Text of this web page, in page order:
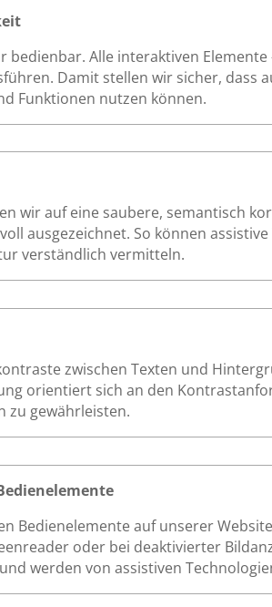
Alle interaktiven
Damit stellen wir sicher,
Funktionen nutzen können.
wir auf eine saubere, semantisch
ausgezeichnet. So können
verständlich vermitteln.
zwischen Texten und
orientiert sich an den
zu gewährleisten.
Bedienelemente auf unserer
oder bei deaktivierter
werden von assistiven